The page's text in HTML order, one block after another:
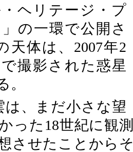
・ヘリテージ・プ
の一環で公開さ
天体は、2007年2
撮影された惑星
。
は、まだ小さな望
った18世紀に観
させたことから